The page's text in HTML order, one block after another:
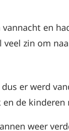
en
zin om
er werd
de
weer